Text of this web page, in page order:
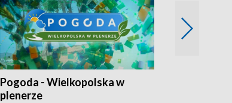
Pogoda - Wielkopolska w
plenerze